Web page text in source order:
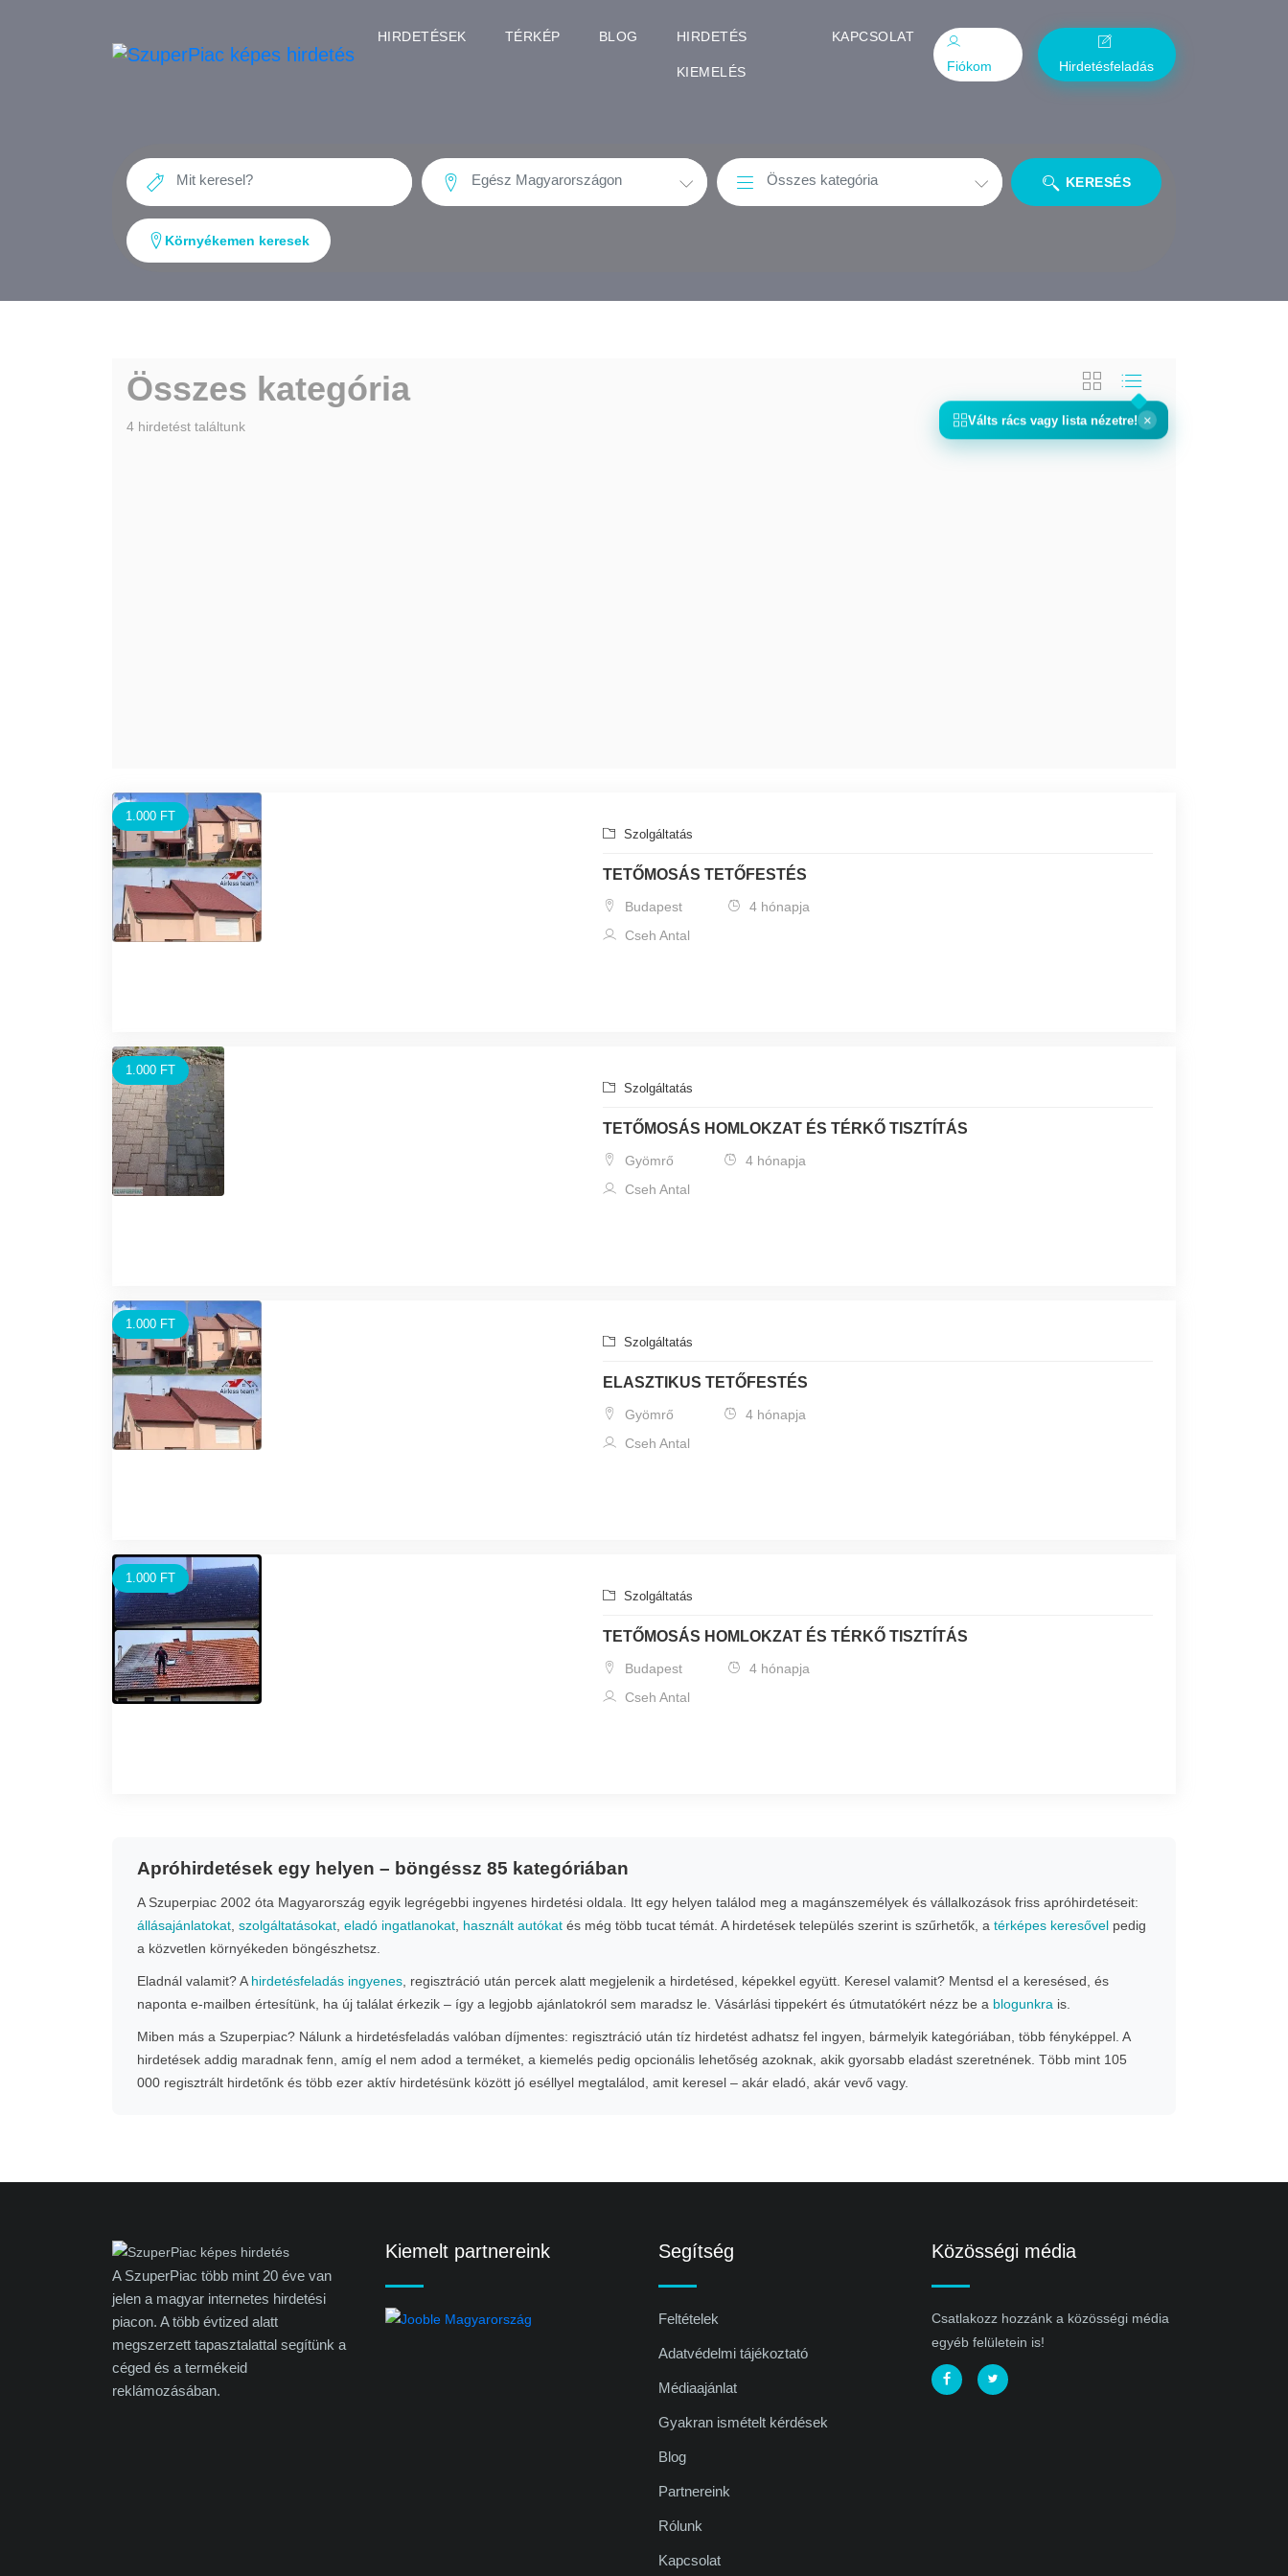
HIRDETÉSEK TÉRKÉP BLOG HIRDETÉS
KIEMELÉS
KAPCSOLAT
Fiókom
Hirdetésfeladás
KERESÉS
Környékemen keresek
Összes kategória
4 hirdetést találtunk Válts rács vagy listanézetre! ×
1.000 FT
Szolgáltatás
TETŐMOSÁS TETŐFESTÉS
Budapest
4 hónapja
Cseh Antal
1.000 FT
Szolgáltatás
TETŐMOSÁS HOMLOKZAT ÉS TÉRKŐ TISZTÍTÁS
Gyömrő
4 hónapja
Cseh Antal
1.000 FT
Szolgáltatás
ELASZTIKUS TETŐFESTÉS
Gyömrő
4 hónapja
Cseh Antal
1.000 FT
Szolgáltatás
TETŐMOSÁS HOMLOKZAT ÉS TÉRKŐ TISZTÍTÁS
Budapest
4 hónapja
Cseh Antal
Apróhirdetések egy helyen – böngéssz 85 kategóriában
A Szuperpiac 2002 óta Magyarország egyik legrégebbi ingyenes hirdetési oldala. Itt egy helyen találod meg a magánszemélyek és vállalkozások friss apróhirdetéseit:
állásajánlatokat szolgáltatásokat eladó ingatlanokat használt autókat és még több tucat témát. A hirdetések település szerint is szűrhetők, a térképes keresővel pedig
a közvetlen környékeden böngészhetsz.
Eladnál valamit? A hirdetésfeladás ingyenes , regisztráció után percek alatt megjelenik a hirdetésed, képekkel együtt. Keresel valamit? Mentsd el a keresésed, és
naponta e-mailben értesítünk, ha új találat érkezik – így a legjobb ajánlatokról sem maradsz le. Vásárlási tippekért és útmutatókért nézz be a blogunkra is.
Miben más a Szuperpiac? Nálunk a hirdetésfeladás valóban díjmentes: regisztráció után tíz hirdetést adhatsz fel ingyen, bármelyik kategóriában, több fényképpel. A
hirdetések addig maradnak fenn, amíg el nem adod a terméket, a kiemelés pedig opcionális lehetőség azoknak, akik gyorsabb eladást szeretnének. Több mint 105
000 regisztrált hirdetőnk és több ezer aktív hirdetésünk között jó eséllyel megtalálod, amit keresel – akár eladó, akár vevő vagy.
A SzuperPiac több mint 20 éve van
jelen a magyar internetes hirdetési
piacon. A több évtized alatt
megszerzett tapasztalattal segítünk a
céged és a termékeid
reklámozásában.
Kiemelt partnereink Segítség
Feltételek
Adatvédelmi tájékoztató
Médiaajánlat
Gyakran ismételt kérdések
Blog
Partnereink
Rólunk
Kapcsolat
Közösségi média
Csatlakozz hozzánk a közösségi média
egyéb felületein is!